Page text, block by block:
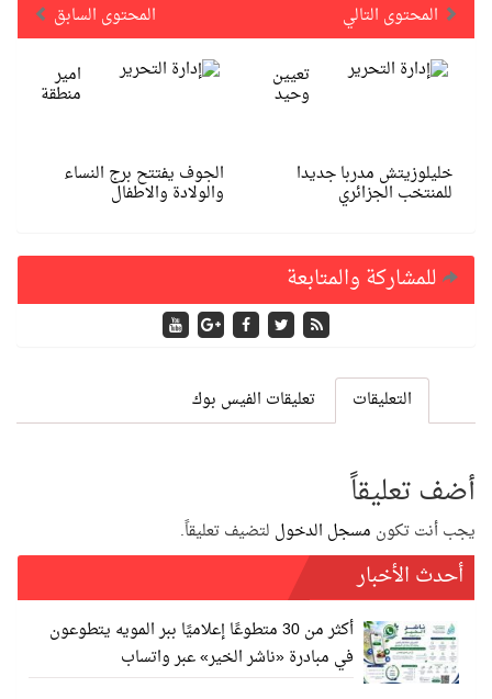
المحتوى السابق
المحتوى التالي
امير
منطقة
الجوف يفتتح برج النساء
والولادة والاطفال
تعيين
وحيد
خليلوزيتش مدربا جديدا
للمنتخب الجزائري
للمشاركة والمتابعة
التعليقات تعليقات الفيس بوك
أضف تعليقاً
يجب أنت تكون مسجل الدخول لتضيف تعليقاً.
أحدث الأخبار
أكثر من 30 متطوعًا إعلاميًا ببر المويه يتطوعون
في مبادرة «ناشر الخير» عبر واتساب